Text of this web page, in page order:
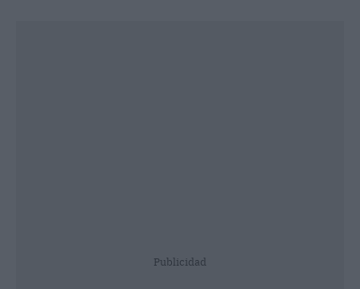
Publicidad